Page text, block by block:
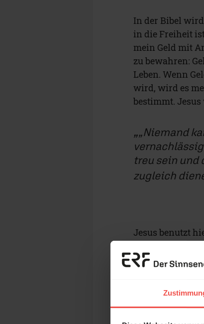
In der Bibel
in die Freiheit
mein Geld mit
zu bewahren:
Leben. Wenn
wird, wird es
bestimmt.
„Niemand
treu sein und
zugleich
Jesus benutzt
Auch